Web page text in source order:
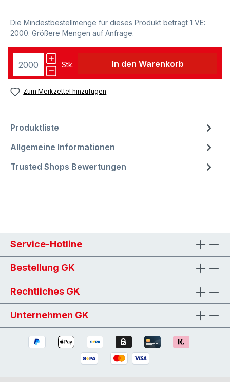
Die Mindestbestellmenge für dieses Produkt beträgt 1 VE:
2000. Größere Mengen auf Anfrage.
Stk. In den Warenkorb
Zum Merkzettel hinzufügen
Produktliste
Allgemeine Informationen
Trusted Shops Bewertungen
Service-Hotline
Bestellung GK
Rechtliches GK
Unternehmen GK